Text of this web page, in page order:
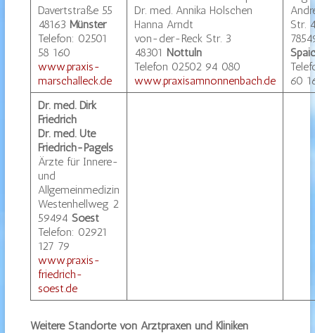
Davertstraße 55
48163 Münster
Telefon: 02501
58 160
www.praxis-
marschalleck.de
Dr. med. Annika Holschen
Hanna Arndt
von-der-Reck Str. 3
48301 Nottuln
Telefon 02502 94 080
www.praxisamnonnenbach.de
Str.
60
Dr. med. Dirk
Friedrich
Dr. med. Ute
Friedrich-Pagels
Ärzte für Innere-
und
Allgemeinmedizin
Westenhellweg 2
59494Soest
Telefon: 02921
127 79
www.praxis-
friedrich-
soest.de
Weitere Standorte von Arztpraxen und Kliniken